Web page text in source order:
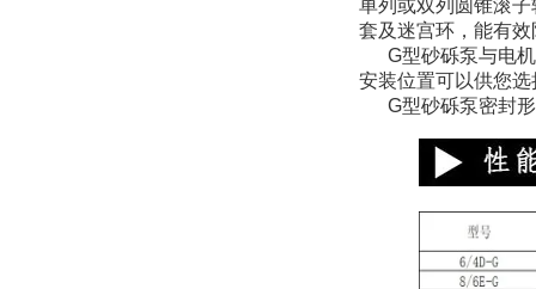
单列或双列圆锥滚
套及迷宫环，能有
G型砂砾泵与电机
安装位置可以供您选
G型砂砾泵密封形